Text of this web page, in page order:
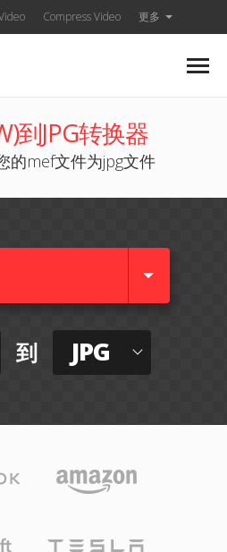
Compress Video 更多
到JPG转换器
的mef文件为jpg文件
到 JPG